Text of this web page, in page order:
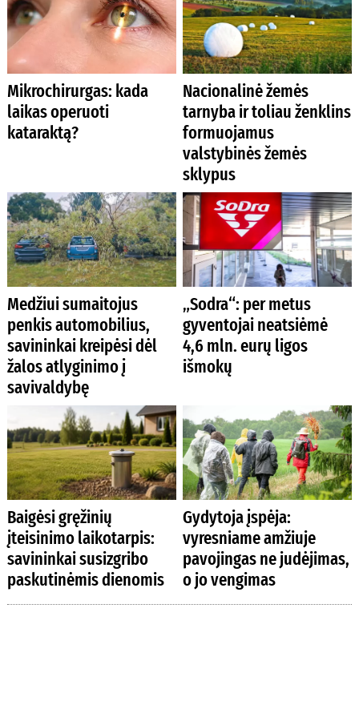
Mikrochirurgas: kada
laikas operuoti
kataraktą?
Nacionalinė žemės
tarnyba ir toliau ženklins
formuojamus
valstybinės žemės
sklypus
Medžiui sumaitojus
penkis automobilius,
savininkai kreipėsi dėl
žalos atlyginimo į
savivaldybę
„Sodra“: per metus
gyventojai neatsiėmė
4,6 mln. eurų ligos
išmokų
Baigėsi gręžinių
įteisinimo laikotarpis:
savininkai susizgribo
paskutinėmis dienomis
Gydytoja įspėja:
vyresniame amžiuje
pavojingas ne judėjimas,
o jo vengimas